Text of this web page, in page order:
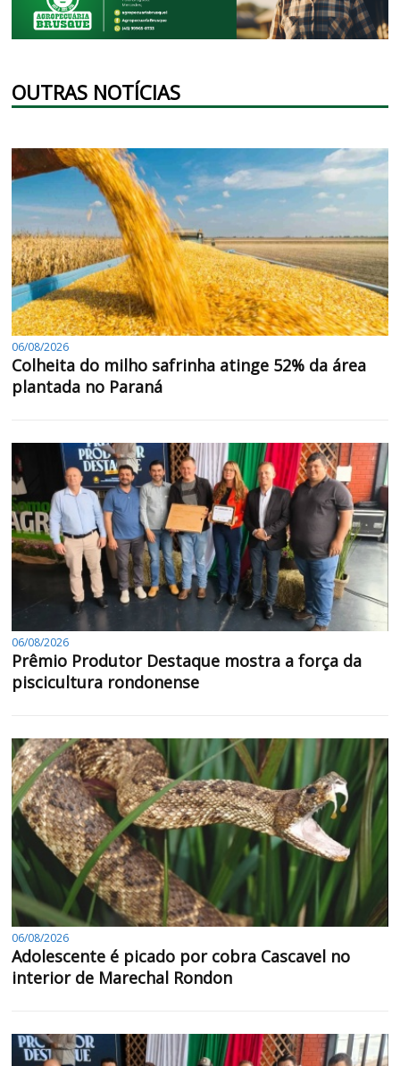
OUTRAS NOTÍCIAS
06/08/2026
Colheita do milho safrinha atinge 52% da área
plantada no Paraná
06/08/2026
Prêmio Produtor Destaque mostra a força da
piscicultura rondonense
06/08/2026
Adolescente é picado por cobra Cascavel no
interior de Marechal Rondon